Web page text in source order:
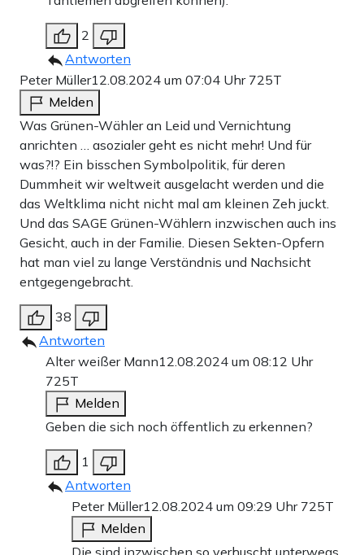
2
Antworten
Peter Müller12.08.2024 um 07:04 Uhr 725T
Melden
Was Grünen-Wähler an Leid und Vernichtung
anrichten … asozialer geht es nicht mehr! Und für
was?!? Ein bisschen Symbolpolitik, für deren
Dummheit wir weltweit ausgelacht werden und die
das Weltklima nicht nicht mal am kleinen Zeh juckt.
Und das SAGE Grünen-Wählern inzwischen auch ins
Gesicht, auch in der Familie. Diesen Sekten-Opfern
hat man viel zu lange Verständnis und Nachsicht
entgegengebracht.
38
Antworten
Alter weißer Mann12.08.2024 um 08:12 Uhr
725T
Melden
Geben die sich noch öffentlich zu erkennen?
1
Antworten
Peter Müller12.08.2024 um 09:29 Uhr 725T
Melden